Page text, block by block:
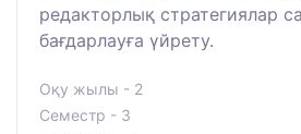
редакторлық стратегиялар
бағдарлауға үйрету.
Оқу жылы - 2
Семестр - 3